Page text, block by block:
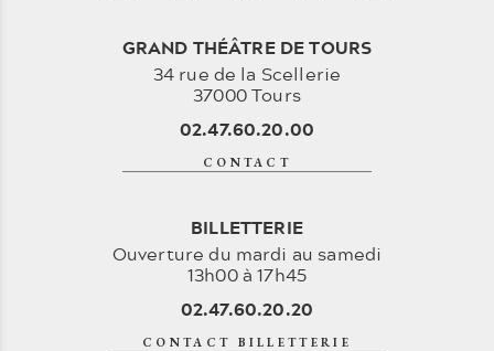
GRAND THÉÂTRE DE TOURS
34 rue de la Scellerie
37000 Tours
02.47.60.20.00
CONTACT
BILLETTERIE
Ouverture du mardi au samedi
13h00 à 17h45
02.47.60.20.20
CONTACT BILLETTERIE